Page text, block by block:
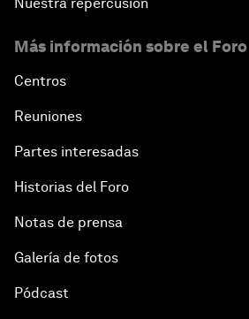
Más información sobre el Foro
Centros
Reuniones
Partes interesadas
Historias del Foro
Notas de prensa
Galería de fotos
Pódcast